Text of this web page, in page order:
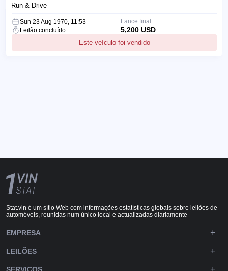
Run & Drive
Sun 23 Aug 1970, 11:53
Leilão concluído
Este veículo foi vendido
Lance final:
5,200 USD
Stat.vin é um sítio Web com informações estatísticas globais sobre leilões de
automóveis, reunidas num único local e actualizadas diariamente
EMPRESA
LEILÕES